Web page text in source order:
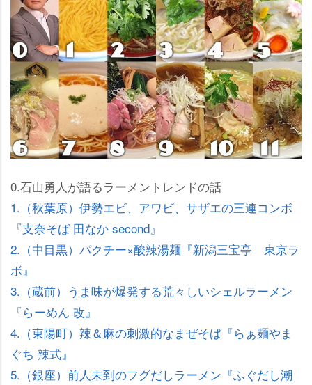
0.石山勇人が語るラーメントレンドの話
1.（秋葉原）伊勢エビ、アワビ、サザエの三連コンボ
『支奈そば 田なか second』
2.（中目黒）パクチー×酸辣湯麺『新潟三宝亭 東京ラ
ボ』
3.（蔵前）うま味が爆発する荒々しいシェルラーメン
『らーめん 改』
4.（東陽町）辣＆麻の刺激的なまぜそば『らぁ麺やま
ぐち 辣式』
5.（銀座）前人未到のフグだしラーメン『ふぐだし潮